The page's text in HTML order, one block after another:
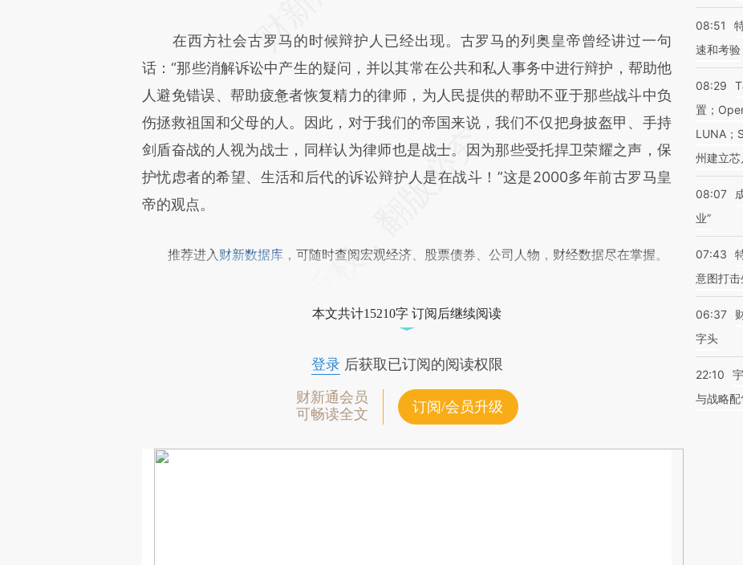
在西方社会古罗马的时候辩护人已经出现。古罗马的列奥皇帝曾经讲过一句
话：“那些消解诉讼中产生的疑问，并以其常在公共和私人事务中进行辩护，帮助他
人避免错误、帮助疲惫者恢复精力的律师，为人民提供的帮助不亚于那些战斗中负
伤拯救祖国和父母的人。因此，对于我们的帝国来说，我们不仅把身披盔甲、手持
剑盾奋战的人视为战士，同样认为律师也是战士。因为那些受托捍卫荣耀之声，保
护忧虑者的希望、生活和后代的诉讼辩护人是在战斗！”这是2000多年前古罗马皇
帝的观点。
推荐进入 财新数据库 ，可随时查阅宏观经济、股票债券、公司人物，财经数据尽在掌握。
本文共计15210字 订阅后继续阅读
登录后获取已订阅的阅读权限
财新通会员
可畅读全文
订阅/会员升级
08:51
速和考验
08:29
置；
LUNA；
州建立
08:07
业”
07:43
意图打
06:37
字头
22:10
与战略配